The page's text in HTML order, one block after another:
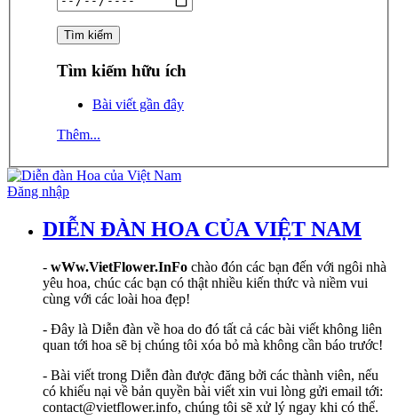
Tìm kiếm hữu ích
Bài viết gần đây
Thêm...
Đăng nhập
DIỄN ĐÀN HOA CỦA VIỆT NAM
- wWw.VietFlower.InFo chào đón các bạn đến với ngôi nhà
yêu hoa, chúc các bạn có thật nhiều kiến thức và niềm vui
cùng với các loài hoa đẹp!
- Đây là Diễn đàn về hoa do đó tất cả các bài viết không liên
quan tới hoa sẽ bị chúng tôi xóa bỏ mà không cần báo trước!
- Bài viết trong Diễn đàn được đăng bởi các thành viên, nếu
có khiếu nại về bản quyền bài viết xin vui lòng gửi email tới:
contact@vietflower.info, chúng tôi sẽ xử lý ngay khi có thể.